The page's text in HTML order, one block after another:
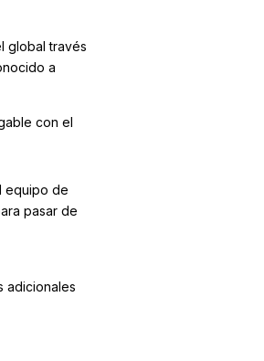
global través
a
con el
equipo de
pasar de
adicionales